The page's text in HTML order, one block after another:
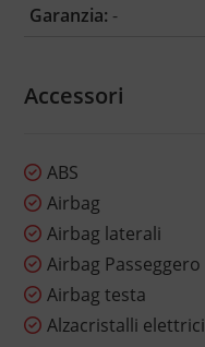
Garanzia: -
Accessori
ABS
Airbag
Airbag laterali
Airbag Passeggero
Airbag testa
Alzacristalli elettrici